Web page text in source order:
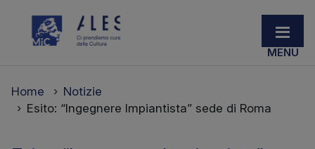
Home
Notizie
Esito: “Ingegnere Impiantista” sede di Roma